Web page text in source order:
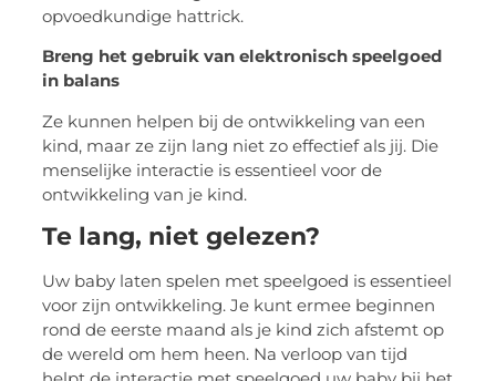
opvoedkundige hattrick.
Breng het gebruik van elektronisch speelgoed
in balans
Ze kunnen helpen bij de ontwikkeling van een
kind, maar ze zijn lang niet zo effectief als jij. Die
menselijke interactie is essentieel voor de
ontwikkeling van je kind.
Te lang, niet gelezen?
Uw baby laten spelen met speelgoed is essentieel
voor zijn ontwikkeling. Je kunt ermee beginnen
rond de eerste maand als je kind zich afstemt op
de wereld om hem heen. Na verloop van tijd